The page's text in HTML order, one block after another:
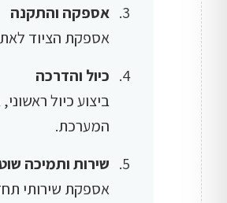
אספקה והתקנה
אספקת הציוד
כיול והדרכה
ביצוע כיול
המערכת.
שירות ותמיכה
אספקת שירותי